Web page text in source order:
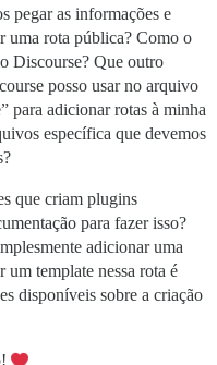
pegar as informações e
uma rota pública? Como o
Discourse? Que outro
posso usar no arquivo
para adicionar rotas à minha
específica que devemos
que criam plugins
para fazer isso?
adicionar uma
template nessa rota é
disponíveis sobre a criação